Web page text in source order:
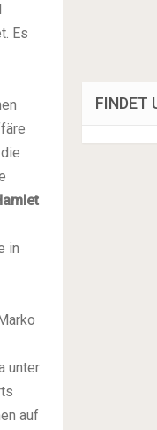
Es
in
unter
auf
FINDET